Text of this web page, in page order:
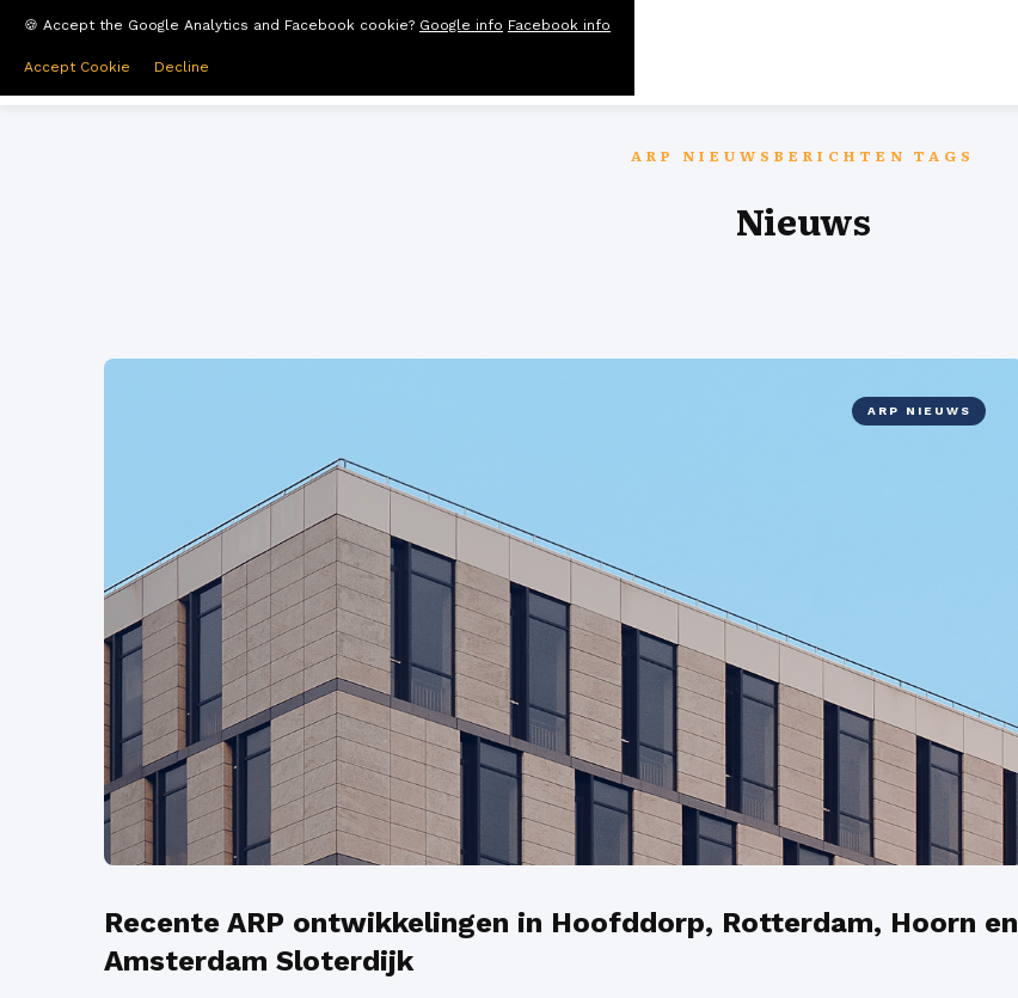
🍪 Accept the Google Analytics and Facebook cookie? Google info Facebook info
Accept Cookie Decline
ARP NIEUWSBERICHTEN TAGS
Nieuws
ARP NIEUWS
Recente ARP ontwikkelingen in Hoofddorp, Rotterdam, Hoorn en
Amsterdam Sloterdijk